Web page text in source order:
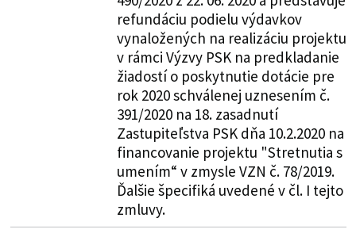
refundáciu podielu výdavkov
vynaložených na realizáciu projektu
v rámci Výzvy PSK na predkladanie
žiadostí o poskytnutie dotácie pre
rok 2020 schválenej uznesením č.
391/2020 na 18. zasadnutí
Zastupiteľstva PSK dňa 10.2.2020 na
financovanie projektu "Stretnutia s
umením“ v zmysle VZN č. 78/2019.
Ďalšie špecifiká uvedené v čl. I tejto
zmluvy.